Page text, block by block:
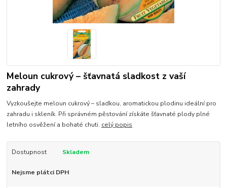
Meloun cukrový – šťavnatá sladkost z vaší
zahrady
Vyzkoušejte meloun cukrový – sladkou, aromatickou plodinu ideální pro
zahradu i skleník. Při správném pěstování získáte šťavnaté plody plné
letního osvěžení a bohaté chuti. celý popis
Dostupnost Skladem
Nejsme plátci DPH